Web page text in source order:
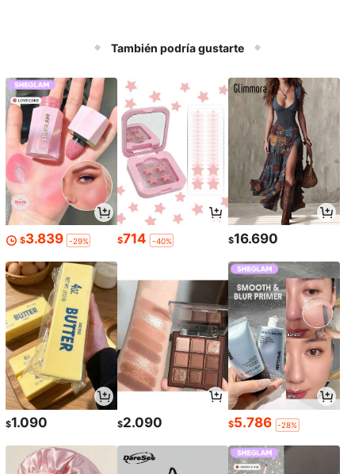
También podría gustarte
$3.839 -29% $714 -40% $16.690
$1.090 $2.090 $5.786 -28%